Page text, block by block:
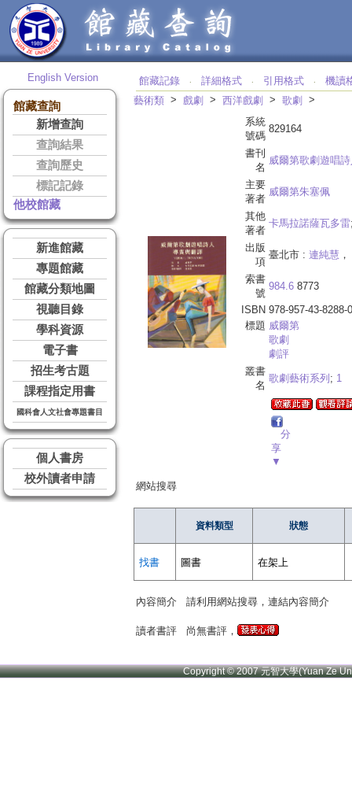
English Version
館藏查詢
新增查詢
查詢結果
查詢歷史
標記記錄
他校館藏
新進館藏
專題館藏
館藏分類地圖
視聽目錄
學科資源
電子書
招生考古題
課程指定用書
國科會人文社會專題書目
個人書房
校外讀者申請
館藏記錄 ‧ 詳細格式 ‧ 引用格式 ‧
機讀
藝術類 > 戲劇 > 西洋戲劇 > 歌劇
>
系統
號碼
829164
書刊
名
威爾第歌劇遊唱
主要
著者
威爾第朱塞佩
其他
著者
卡馬拉諾薩瓦多雷
出版
項
臺北市 : 連純慧
索書
號
984.6 8773
ISBN 978-957-43-8288-0
標題 威爾第
歌劇
劇評
叢書
名
歌劇藝術系列 ; 1
分
享
▼
網站搜尋
資料類型 狀態
找書 圖書 在架上
內容簡介 請利用網站搜尋，連結內容簡介
讀者書評 尚無書評，
Copyright © 2007 元智大學(Yuan Ze